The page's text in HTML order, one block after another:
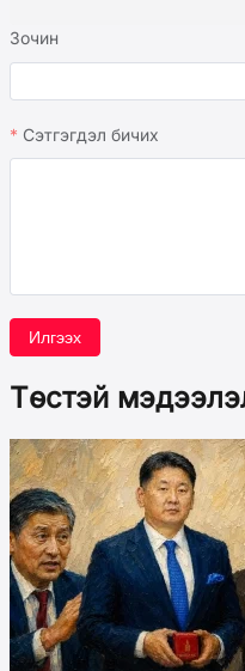
Зочин
Сэтгэгдэл бичих
Илгээх
Төстэй